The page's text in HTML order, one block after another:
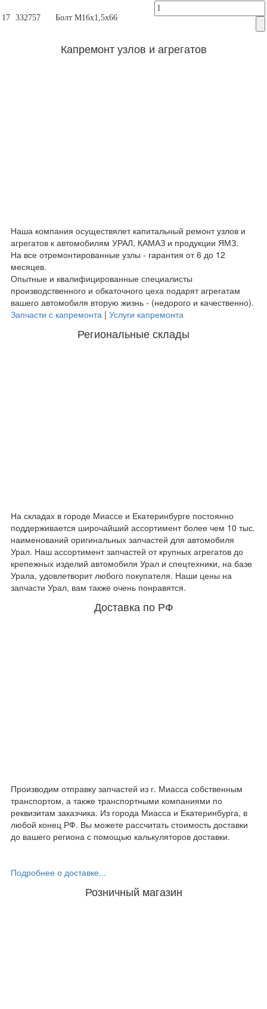
17 332757 Болт М16х1,5х66
Капремонт узлов и агрегатов
Наша компания осуществялет капитальный ремонт узлов и
агрегатов к автомобилям УРАЛ, КАМАЗ и продукции ЯМЗ.
На все отремонтированные узлы - гарантия от 6 до 12
месяцев.
Опытные и квалифицированные специалисты
производственного и обкаточного цеха подарят агрегатам
вашего автомобиля вторую жизнь - (недорого и качественно).
Запчасти с капремонта | Услуги капремонта
Региональные склады
На складах в городе Миассе и Екатеринбурге постоянно
поддерживается широчайший ассортимент более чем 10 тыс.
наименований оригинальных запчастей для автомобиля
Урал. Наш ассортимент запчастей от крупных агрегатов до
крепежных изделий автомобиля Урал и спецтехники, на базе
Урала, удовлетворит любого покупателя. Наши цены на
запчасти Урал, вам также очень понравятся.
Доставка по РФ
Производим отправку запчастей из г. Миасса собственным
транспортом, а также транспортными компаниями по
реквизитам заказчика. Из города Миасса и Екатеринбурга, в
любой конец РФ. Вы можете рассчитать стоимость доставки
до вашего региона с помощью калькуляторов доставки.
Подробнее о доставке...
Розничный магазин